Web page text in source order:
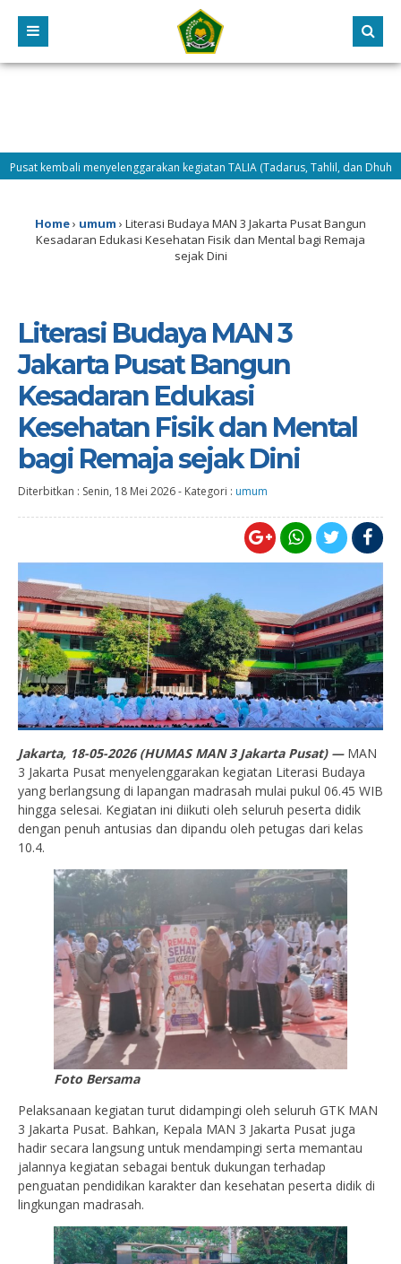
kegiatan TALIA (Tadarus, Tahlil, dan Dhuha) sebagai
Tahun 2026, Selasa (14/7/2026) difokuskan pada penguatan
Home› umum › Literasi Budaya MAN 3 Jakarta Pusat Bangun
Kesadaran Edukasi Kesehatan Fisik dan Mental bagi Remaja
sejak Dini
Literasi Budaya MAN 3
Jakarta Pusat Bangun
Kesadaran Edukasi
Kesehatan Fisik dan Mental
bagi Remaja sejak Dini
Diterbitkan : Senin, 18 Mei 2026- Kategori : umum
Jakarta, 18-05-2026 (HUMAS MAN 3 Jakarta Pusat) —MAN
3 Jakarta Pusat menyelenggarakan kegiatan Literasi Budaya
yang berlangsung di lapangan madrasah mulai pukul 06.45 WIB
hingga selesai. Kegiatan ini diikuti oleh seluruh peserta didik
dengan penuh antusias dan dipandu oleh petugas dari kelas
10.4.
Foto Bersama
Pelaksanaan kegiatan turut didampingi oleh seluruh GTK MAN
3 Jakarta Pusat. Bahkan, Kepala MAN 3 Jakarta Pusat juga
hadir secara langsung untuk mendampingi serta memantau
jalannya kegiatan sebagai bentuk dukungan terhadap
penguatan pendidikan karakter dan kesehatan peserta didik di
lingkungan madrasah.